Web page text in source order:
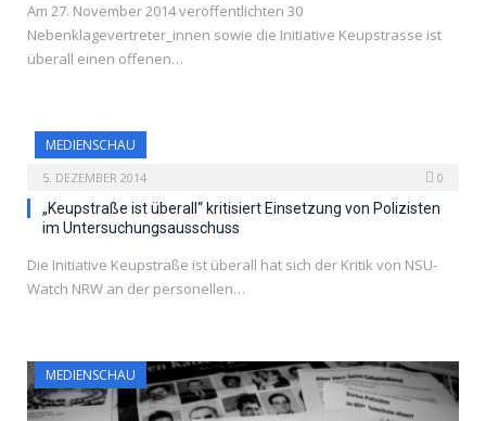
Am 27. November 2014 veröffentlichten 30
Nebenklagevertreter_innen sowie die Initiative Keupstrasse ist
überall einen offenen…
MEDIENSCHAU
5. DEZEMBER 2014 0
„Keupstraße ist überall“ kritisiert Einsetzung von Polizisten
im Untersuchungsausschuss
Die Initiative Keupstraße ist überall hat sich der Kritik von NSU-
Watch NRW an der personellen…
MEDIENSCHAU